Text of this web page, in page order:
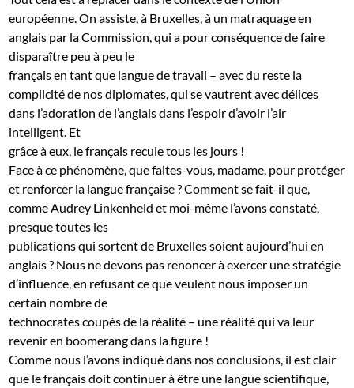
européenne. On assiste, à Bruxelles, à un matraquage en
anglais par la Commission, qui a pour conséquence de faire
disparaître peu à peu le
français en tant que langue de travail – avec du reste la
complicité de nos diplomates, qui se vautrent avec délices
dans l’adoration de l’anglais dans l’espoir d’avoir l’air
intelligent. Et
grâce à eux, le français recule tous les jours !
Face à ce phénomène, que faites-vous, madame, pour protéger
et renforcer la langue française ? Comment se fait-il que,
comme Audrey Linkenheld et moi-même l’avons constaté,
presque toutes les
publications qui sortent de Bruxelles soient aujourd’hui en
anglais ? Nous ne devons pas renoncer à exercer une stratégie
d’influence, en refusant ce que veulent nous imposer un
certain nombre de
technocrates coupés de la réalité – une réalité qui va leur
revenir en boomerang dans la figure !
Comme nous l’avons indiqué dans nos conclusions, il est clair
que le français doit continuer à être une langue scientifique,